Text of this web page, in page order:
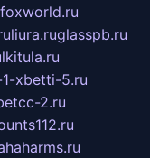
liura.ruglasspb.ru
xbetti-5.ru
2.ru